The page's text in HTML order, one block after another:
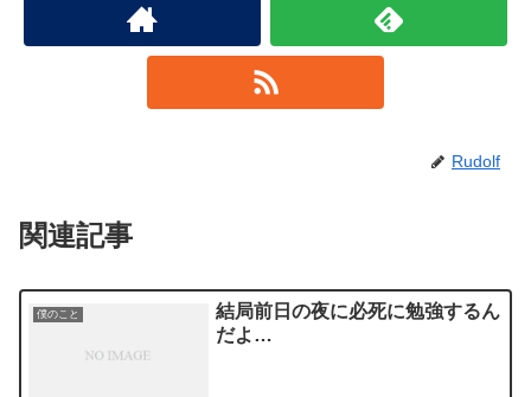
Rudolf
関連記事
僕のこと
結局前日の夜に必死に勉強するん
だよ…